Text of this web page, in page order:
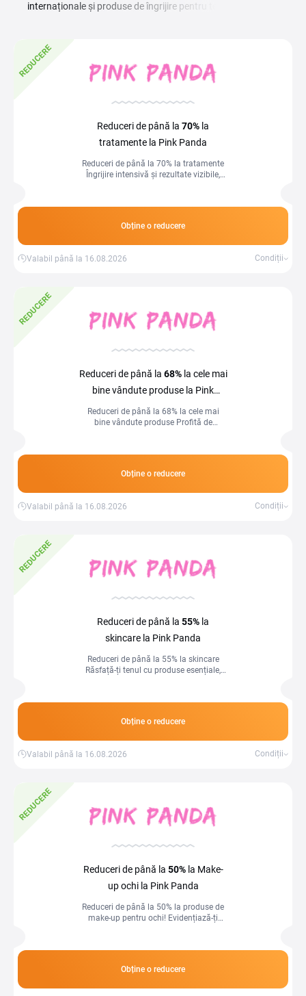
internaționale și produse de îngrijire pentru ten, păr și corp.
prețuri mai mici, direct la finalizarea comenzii tale. Pe
această pagină găsești coduri promo Pink Panda
Copiază codul ales, introdu-l manual în coș, în câmpul Cod
de reducere, și economisești la achiziție. Verifică perioada
de valabilitate înainte de plasarea comenzii, iar coduri noi
de Black Friday.
REDUCERE
Reduceri de până la 70% la
tratamente la Pink Panda
Reduceri de până la 70% la tratamente
Îngrijire intensivă și rezultate vizibile,
Obține o reducere
Valabil până la 16.08.2026 Condiții
REDUCERE
Reduceri de până la 68%la cele mai
bine vândute produse la Pink
Panda
Reduceri de până la 68% la cele mai
bine vândute produse Profită de
Obține o reducere
Valabil până la 16.08.2026 Condiții
REDUCERE
Reduceri de până la 55% la
skincare la Pink Panda
Reduceri de până la 55% la skincare
Răsfață-ți tenul cu produse esențiale,
Obține o reducere
Valabil până la 16.08.2026 Condiții
REDUCERE
Reduceri de până la 50%la Make-
up ochi la Pink Panda
Reduceri de până la 50% la produse de
make-up pentru ochi! Evidențiază-ți
Obține o reducere